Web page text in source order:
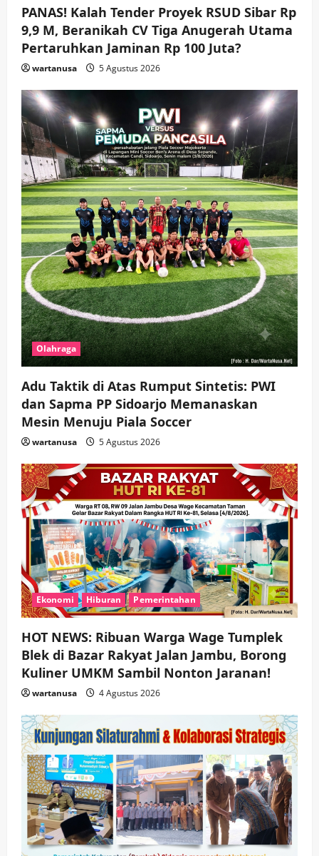
PANAS! Kalah Tender Proyek RSUD Sibar Rp
9,9 M, Beranikah CV Tiga Anugerah Utama
Pertaruhkan Jaminan Rp 100 Juta?
wartanusa 5 Agustus 2026
Olahraga
Adu Taktik di Atas Rumput Sintetis: PWI
dan Sapma PP Sidoarjo Memanaskan
Mesin Menuju Piala Soccer
wartanusa 5 Agustus 2026
Ekonomi Hiburan Pemerintahan
HOT NEWS: Ribuan Warga Wage Tumplek
Blek di Bazar Rakyat Jalan Jambu, Borong
Kuliner UMKM Sambil Nonton Jaranan!
wartanusa 4 Agustus 2026